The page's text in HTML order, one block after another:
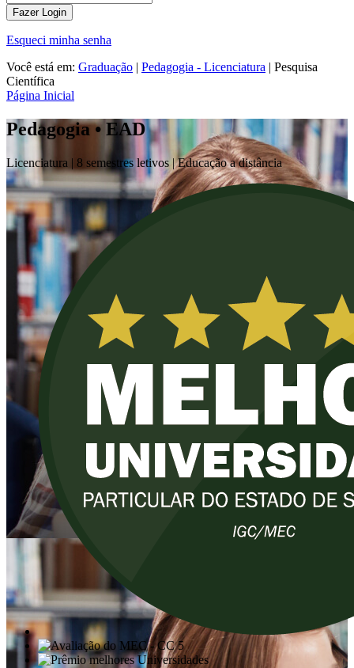
Fazer Login
Esqueci minha senha
Você está em: Graduação | Pedagogia - Licenciatura | Pesquisa
Científica
Página Inicial
Pedagogia • EAD
Licenciatura | 8 semestres letivos | Educação a distância